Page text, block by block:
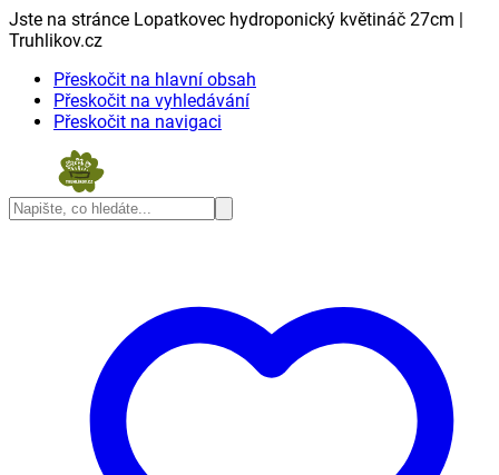
Jste na stránce Lopatkovec hydroponický květináč 27cm |
Truhlikov.cz
Přeskočit na hlavní obsah
Přeskočit na vyhledávání
Přeskočit na navigaci